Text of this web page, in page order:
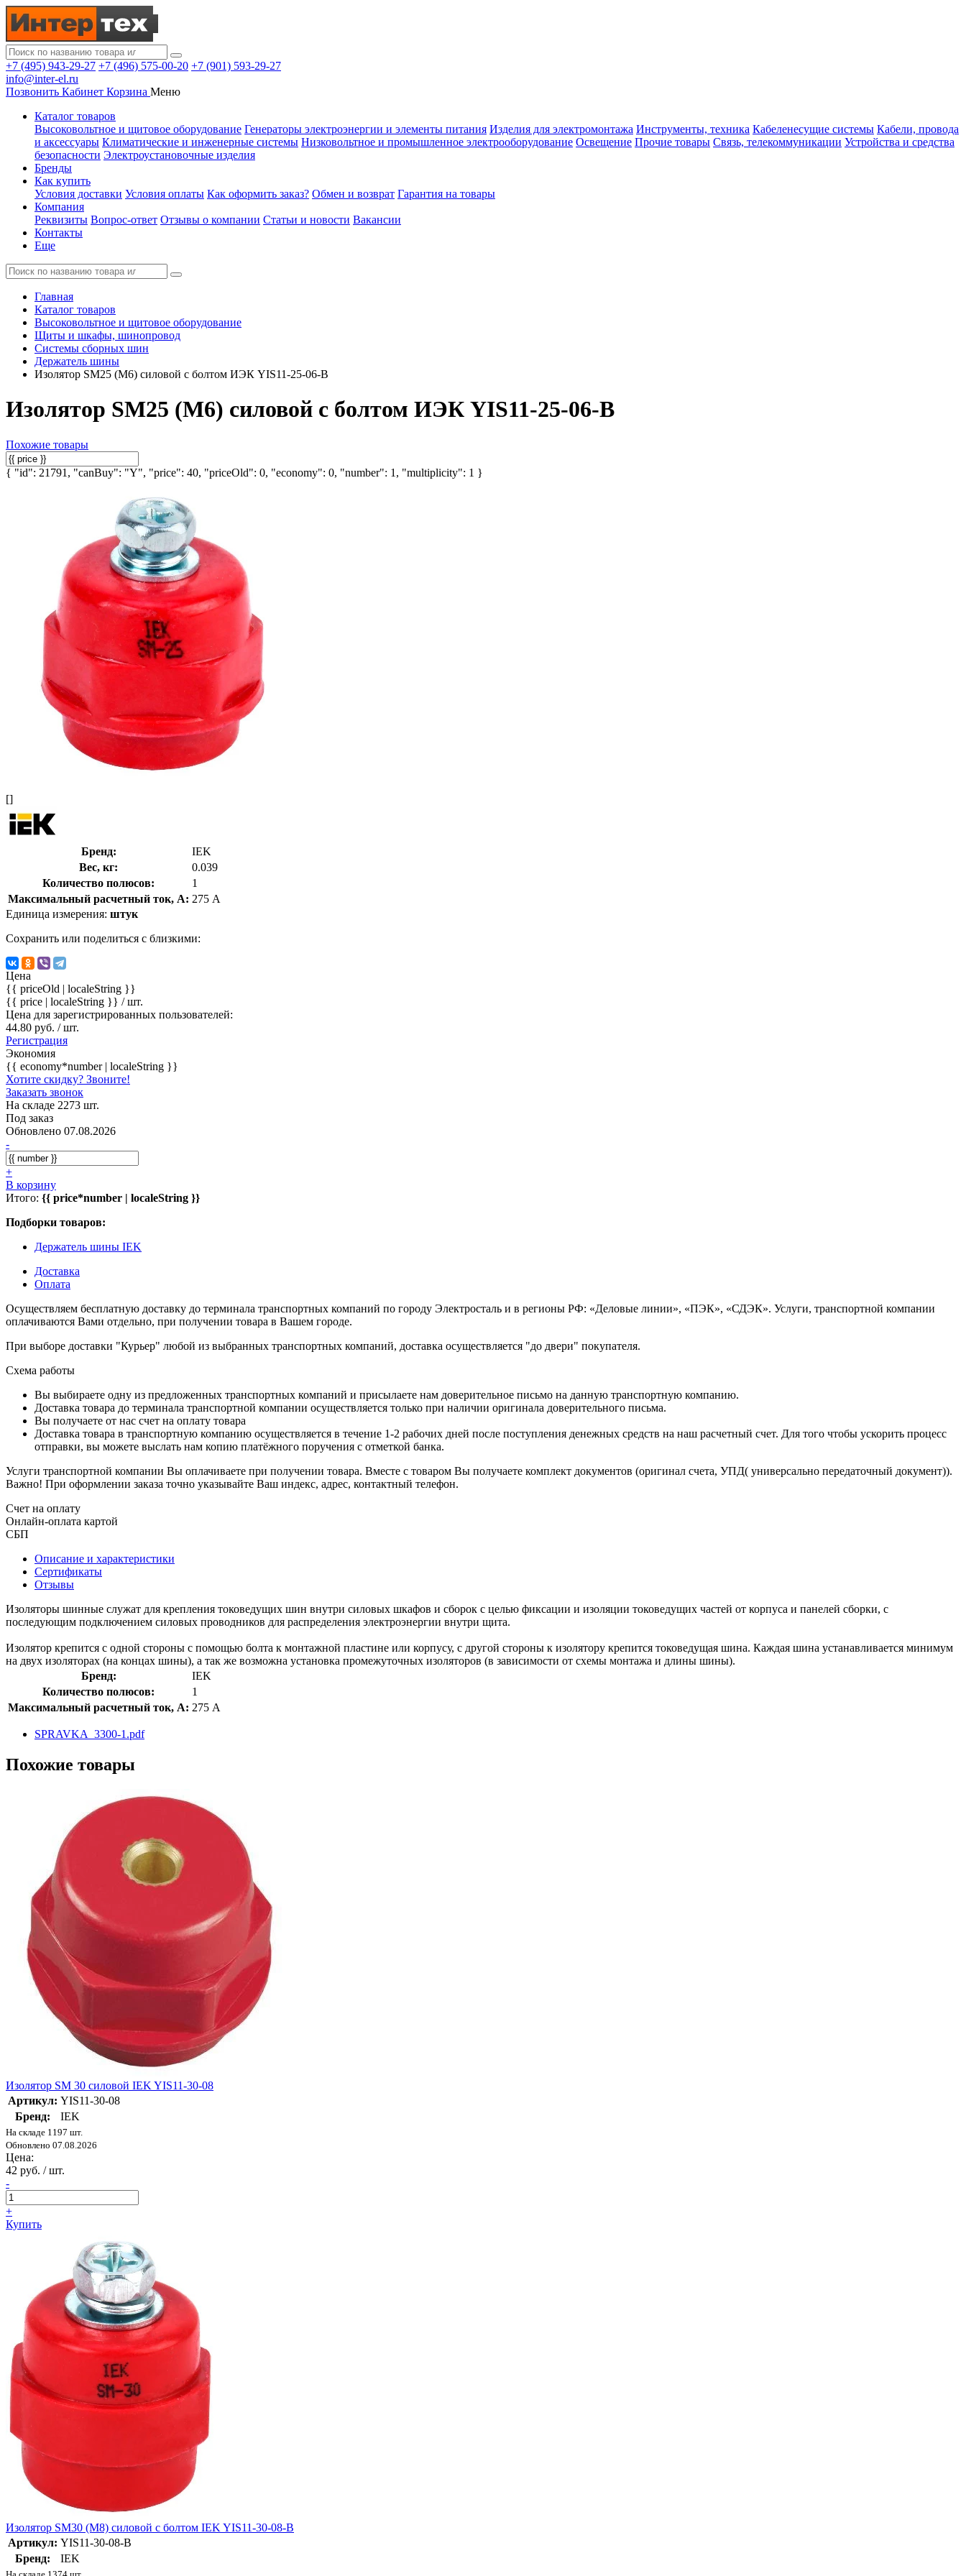
+7 (495) 943-29-27 +7 (496) 575-00-20 +7 (901) 593-29-27
info@inter-el.ru
Позвонить Кабинет Корзина Меню
Каталог товаров
Высоковольтное и щитовое оборудование Генераторы электроэнергии и элементы питания Изделия для электромонтажа Инструменты, техника Кабеленесущие системы Кабели, провода
и аксессуары Климатические и инженерные системы Низковольтное и промышленное электрооборудование Освещение Прочие товары Связь, телекоммуникации Устройства и средства
безопасности Электроустановочные изделия
Бренды
Как купить
Условия доставки Условия оплаты Как оформить заказ? Обмен и возврат Гарантия на товары
Компания
Реквизиты Вопрос-ответ Отзывы о компании Статьи и новости Вакансии
Контакты
Еще
Главная
Каталог товаров
Высоковольтное и щитовое оборудование
Щиты и шкафы, шинопровод
Системы сборных шин
Держатель шины
Изолятор SM25 (М6) силовой с болтом ИЭК YIS11-25-06-B
Изолятор SM25 (М6) силовой с болтом ИЭК YIS11-25-06-B
Похожие товары
{ "id": 21791, "canBuy": "Y", "price": 40, "priceOld": 0, "economy": 0, "number": 1, "multiplicity": 1 }
[]
Бренд:
IEK
Вес, кг:
0.039
Количество полюсов:
1
Максимальный расчетный ток, А: 275 А
Единица измерения: штук
Сохранить или поделиться с близкими:
Цена
{{ priceOld | localeString }}
{{ price | localeString }} / шт.
Цена для зарегистрированных пользователей:
44.80 руб. / шт.
Регистрация
Экономия
{{ economy*number | localeString }}
Хотите скидку? Звоните!
Заказать звонок
На складе 2273 шт.
Под заказ
Обновлено 07.08.2026
-
+
В корзину
Итого: {{ price*number | localeString }}
Подборки товаров:
Держатель шины IEK
Доставка
Оплата
Осуществляем бесплатную доставку до терминала транспортных компаний по городу Электросталь и в регионы РФ: «Деловые линии», «ПЭК», «СДЭК». Услуги, транспортной компании
оплачиваются Вами отдельно, при получении товара в Вашем городе.
При выборе доставки "Курьер" любой из выбранных транспортных компаний, доставка осуществляется "до двери" покупателя.
Схема работы
Вы выбираете одну из предложенных транспортных компаний и присылаете нам доверительное письмо на данную транспортную компанию.
Доставка товара до терминала транспортной компании осуществляется только при наличии оригинала доверительного письма.
Вы получаете от нас счет на оплату товара
Доставка товара в транспортную компанию осуществляется в течение 1-2 рабочих дней после поступления денежных средств на наш расчетный счет. Для того чтобы ускорить процесс
отправки, вы можете выслать нам копию платёжного поручения с отметкой банка.
Услуги транспортной компании Вы оплачиваете при получении товара. Вместе с товаром Вы получаете комплект документов (оригинал счета, УПД( универсально передаточный документ)).
Важно! При оформлении заказа точно указывайте Ваш индекс, адрес, контактный телефон.
Счет на оплату
Онлайн-оплата картой
СБП
Описание и характеристики
Сертификаты
Отзывы
Изоляторы шинные служат для крепления токоведущих шин внутри силовых шкафов и сборок с целью фиксации и изоляции токоведущих частей от корпуса и панелей сборки, с
последующим подключением силовых проводников для распределения электроэнергии внутри щита.
Изолятор крепится с одной стороны с помощью болта к монтажной пластине или корпусу, с другой стороны к изолятору крепится токоведущая шина. Каждая шина устанавливается минимум
на двух изоляторах (на концах шины), а так же возможна установка промежуточных изоляторов (в зависимости от схемы монтажа и длины шины).
Бренд:
IEK
Количество полюсов:
1
Максимальный расчетный ток, А: 275 А
SPRAVKA_3300-1.pdf
Похожие товары
Изолятор SM 30 силовой IEK YIS11-30-08
Артикул: YIS11-30-08
Бренд:
IEK
На складе 1197 шт.
Обновлено 07.08.2026
Цена:
42 руб. / шт.
-
+
Купить
Изолятор SM30 (М8) силовой с болтом IEK YIS11-30-08-B
Артикул: YIS11-30-08-B
Бренд:
IEK